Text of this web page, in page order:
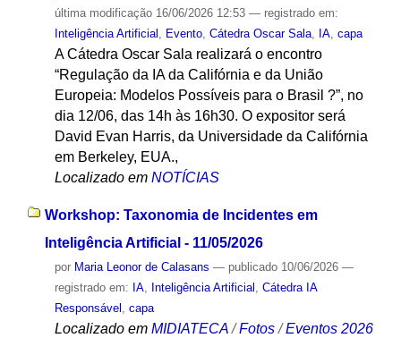
última modificação16/06/2026 12:53 — registrado em:
Inteligência Artificial
Evento, Cátedra Oscar Sala, IA, capa
A Cátedra Oscar Sala realizará o encontro
“Regulação da IA da Califórnia e da União
Europeia: Modelos Possíveis para o Brasil ?”, no
dia 12/06, das 14h às 16h30. O expositor será
David Evan Harris, da Universidade da Califórnia
em Berkeley, EUA.,
Localizado em NOTÍCIAS
Workshop: Taxonomia de Incidentes em
Inteligência Artificial - 11/05/2026
por Maria Leonor de Calasans — publicado10/06/2026 —
registrado em: IA, Inteligência Artificial , Cátedra IA
Responsável , capa
Localizado em MIDIATECA /Fotos /Eventos 2026